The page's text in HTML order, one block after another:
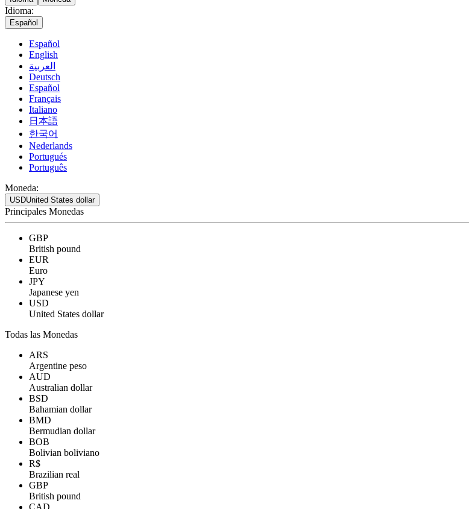
Idioma:
Español
Español
English
العربية
Deutsch
Español
Français
Italiano
日本語
한국어
Nederlands
Portugués
Português
Moneda:
USDUnited States dollar
Principales Monedas
GBP
British pound
EUR
Euro
JPY
Japanese yen
USD
United States dollar
Todas las Monedas
ARS
Argentine peso
AUD
Australian dollar
BSD
Bahamian dollar
BMD
Bermudian dollar
BOB
Bolivian boliviano
R$
Brazilian real
GBP
British pound
CAD